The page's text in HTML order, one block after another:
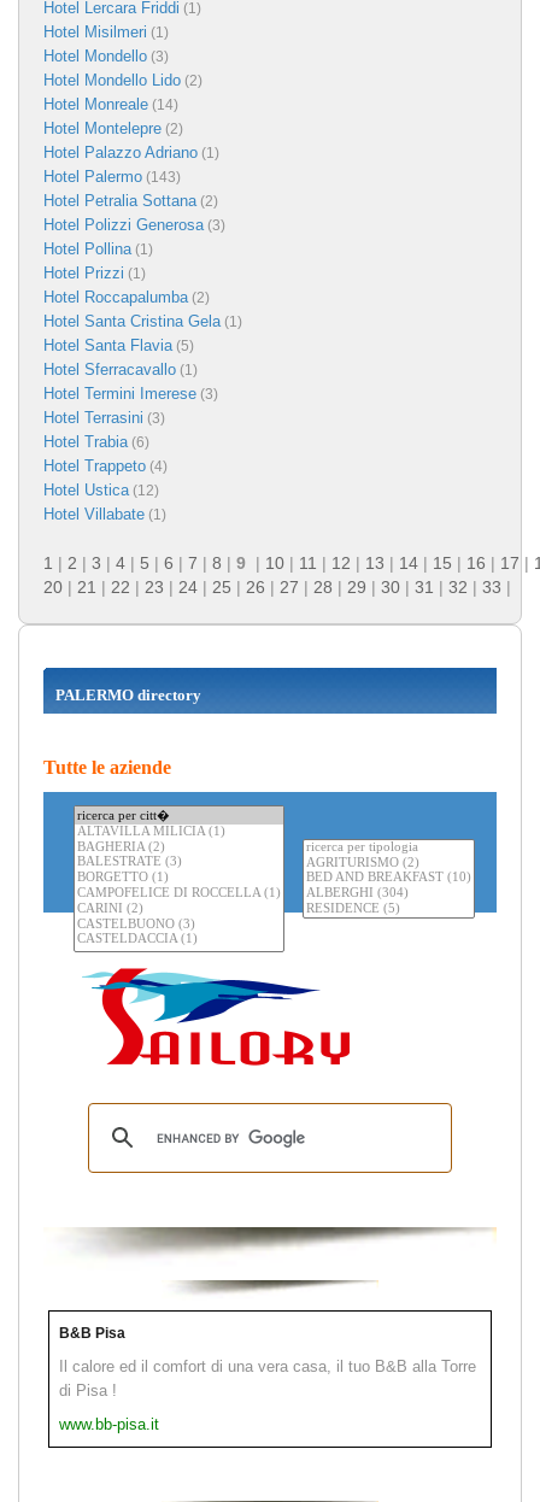
Hotel Lercara Friddi (1)
Hotel Misilmeri (1)
Hotel Mondello (3)
Hotel Mondello Lido (2)
Hotel Monreale (14)
Hotel Montelepre (2)
Hotel Palazzo Adriano (1)
Hotel Palermo (143)
Hotel Petralia Sottana(2)
Hotel Polizzi Generosa(3)
Hotel Pollina(1)
Hotel Prizzi (1)
Hotel Roccapalumba(2)
Hotel Santa Cristina Gela(1)
Hotel Santa Flavia(5)
Hotel Sferracavallo (1)
Hotel Termini Imerese (3)
Hotel Terrasini (3)
Hotel Trabia(6)
Hotel Trappeto (4)
Hotel Ustica(12)
Hotel Villabate (1)
1 | 2 | 3 | 4 | 5 | 6 | 7 | 8 | 9 | 10 | 11 | 12 | 13 | 14 | 15 | 16 | 17 |
20 | 21 | 22 | 23 | 24 | 25 | 26 | 27 | 28 | 29 | 30 | 31 | 32 | 33 |
PALERMO directory
Tutte le aziende
B&B Pisa
Il calore ed il comfort di una vera casa, il tuo B&B alla Torre
di Pisa !
www.bb-pisa.it